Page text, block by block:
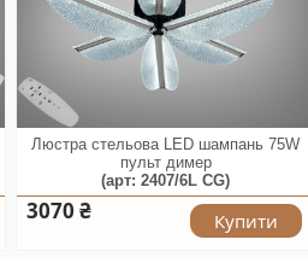
Люстра стельова LED шампань 75W
пульт димер
(арт: 2407/6L CG)
3070 ₴ Купити